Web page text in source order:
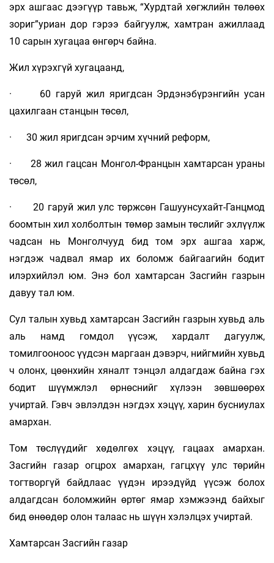
эрх ашгаас дээгүүр тавьж, “Хурдтай хөгжлийн төлөөх
зориг”уриан дор гэрээ байгуулж, хамтран ажиллаад
10 сарын хугацаа өнгөрч байна.
Жил хүрэхгүй хугацаанд,
· 60 гаруй жил яригдсан Эрдэнэбүрэнгийн усан
цахилгаан станцын төсөл,
· 30 жил яригдсан эрчим хүчний реформ,
· 28 жил гацсан Монгол-Францын хамтарсан ураны
төсөл,
· 20 гаруй жил улс төржсөн Гашуунсухайт-Ганцмод
боомтын хил холболтын төмөр замын төслийг эхлүүлж
чадсан нь Монголчууд бид том эрх ашгаа харж,
нэгдэж чадвал ямар их боломж байгаагийн бодит
илэрхийлэл юм. Энэ бол хамтарсан Засгийн газрын
давуу тал юм.
Сул талын хувьд хамтарсан Засгийн газрын хувьд аль
аль намд гомдол үүсэж, хардалт дагуулж,
томилгооноос үүдсэн маргаан дэвэрч, нийгмийн хувьд
ч олонх, цөөнхийн хяналт тэнцэл алдагдаж байна гэх
бодит шүүмжлэл өрнөснийг хүлээн зөвшөөрөх
учиртай. Гэвч эвлэлдэн нэгдэх хэцүү, харин бусниулах
амархан.
Том төслүүдийг хөдөлгөх хэцүү, гацаах амархан.
Засгийн газар огцрох амархан, гагцхүү улс төрийн
тогтворгүй байдлаас үүдэн ирээдүйд үүсэж болох
алдагдсан боломжийн өртөг ямар хэмжээнд байхыг
бид өнөөдөр олон талаас нь шүүн хэлэлцэх учиртай.
Хамтарсан Засгийн газар